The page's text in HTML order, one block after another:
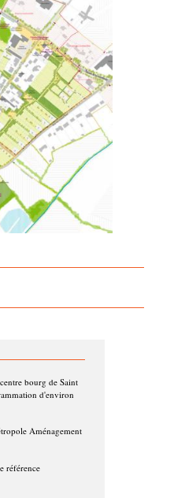
bourg de Saint
d'environ
Aménagement
référence